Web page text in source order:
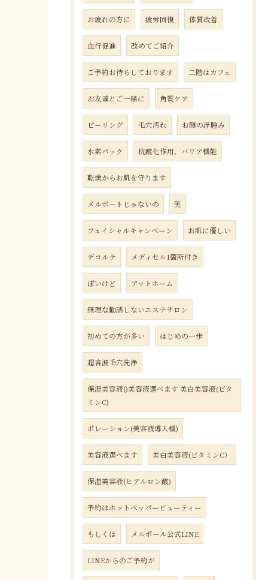
お疲れの方に 疲労回復 体質改善
血行促進 改めてご紹介
ご予約お待ちしております 二階はカフェ
お友達とご一緒に 角質ケア
ピーリング 毛穴汚れ お顔の浮腫み
水素パック 抗酸化作用、バリア機能
乾燥からお肌を守ります
メルポートじゃないの 笑
フェイシャルキャンペーン お肌に優しい
デコルテ メディセル1箇所付き
ぽいけど アットホーム
無理な勧誘しないエステサロン
初めての方が多い はじめの一歩
超音波毛穴洗浄
保湿美容液()美容液選べます 美白美容液(ビタ
ミンC)
ポレーション(美容液導入機)
美容液選べます 美白美容液(ビタミンC）
保湿美容液(ヒアルロン酸)
予約はホットペッパービューティー
もしくは メルポール公式LINE
LINEからのご予約が